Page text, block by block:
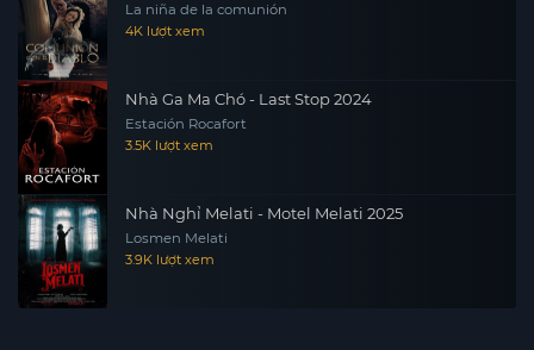
La niña de la comunión
4K lượt xem
Nhà Ga Ma Chó - Last Stop 2024
Estación Rocafort
3.5K lượt xem
Nhà Nghỉ Melati - Motel Melati 2025
Losmen Melati
3.9K lượt xem